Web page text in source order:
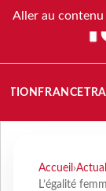
Aller au contenu
FRANCE
Accueil ›
L’égalité